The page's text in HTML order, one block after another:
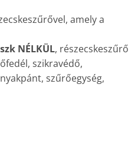
amely a
NÉLKÜL, részecskeszűrő
szikravédő,
szűrőegység,